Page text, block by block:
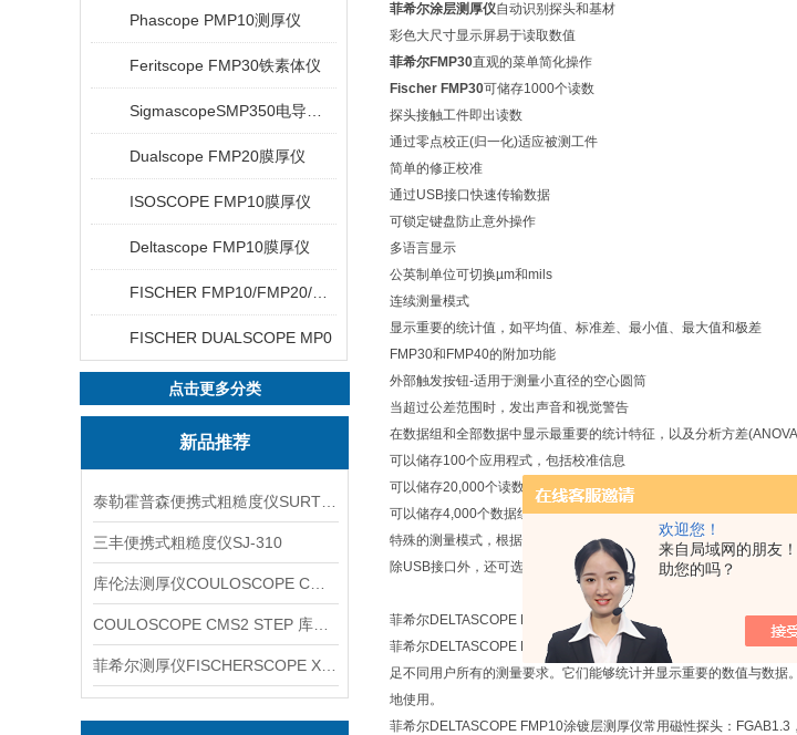
欢迎您！
来自局域网的朋友
助您的吗？
Phascope PMP10测厚仪
Feritscope FMP30铁素体仪
Dualscope FMP20膜厚仪
ISOSCOPE FMP10膜厚仪
Deltascope FMP10膜厚仪
FISCHER DUALSCOPE MP0
点击更多分类
新品推荐
三丰便携式粗糙度仪SJ-310
菲希尔涂层测厚仪自动识别探头和基材
彩色大尺寸显示屏易于读取数值
菲希尔FMP30直观的菜单简化操作
Fischer FMP30可储存1000个读数
探头接触工件即出读数
通过零点校正(归一化)适应被测工件
简单的修正校准
通过USB接口快速传输数据
可锁定键盘防止意外操作
多语言显示
公英制单位可切换µm和mils
连续测量模式
显示重要的统计值，如平均值、标准差、最小值、最大值和极差
FMP30和FMP40的附加功能
外部触发按钮-适用于测量小直径的空心圆筒
当超过公差范围时，发出声音和视觉警告
在数据组和全部数据中显示最重要的统计特征，以及分析方差
可以储存100个应用程式，包括校准信息
可以储存20,000个读数
可以储存4,000个数据组
特殊的测量模式，根据IMO PSPC, SSPC-PA2, QUALANOD或
除USB接口外，还可选蓝牙和COM接口
菲希尔DELTASCOPE FMP10 或 FMP30可以测量铁材或钢材上非铁
菲希尔DELTASCOPE FMP10测厚仪展示了全新菲希尔FMP系列手
足不同用户所有的测量要求。它们能够统计并显示重要的数值与数
地使用。
菲希尔DELTASCOPE FMP10涂镀层测厚仪常用磁性探头：